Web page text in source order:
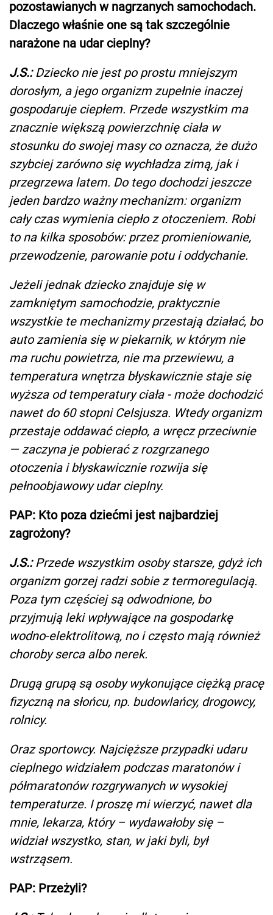
pozostawianych w nagrzanych samochodach.
Dlaczego właśnie one są tak szczególnie
narażone na udar cieplny?
J.S.:Dziecko nie jest po prostu mniejszym
dorosłym, a jego organizm zupełnie inaczej
gospodaruje ciepłem. Przede wszystkim ma
znacznie większą powierzchnię ciała w
stosunku do swojej masy co oznacza, że dużo
szybciej zarówno się wychładza zimą, jak i
przegrzewa latem. Do tego dochodzi jeszcze
jeden bardzo ważny mechanizm: organizm
cały czas wymienia ciepło z otoczeniem. Robi
to na kilka sposobów: przez promieniowanie,
przewodzenie, parowanie potu i oddychanie.
Jeżeli jednak dziecko znajduje się w
zamkniętym samochodzie, praktycznie
wszystkie te mechanizmy przestają działać, bo
auto zamienia się w piekarnik, w którym nie
ma ruchu powietrza, nie ma przewiewu, a
temperatura wnętrza błyskawicznie staje się
wyższa od temperatury ciała - może dochodzić
nawet do 60 stopni Celsjusza. Wtedy organizm
przestaje oddawać ciepło, a wręcz przeciwnie
— zaczyna je pobierać z rozgrzanego
otoczenia i błyskawicznie rozwija się
pełnoobjawowy udar cieplny.
PAP: Kto poza dziećmi jest najbardziej
zagrożony?
J.S.:Przede wszystkim osoby starsze, gdyż ich
organizm gorzej radzi sobie z termoregulacją.
Poza tym częściej są odwodnione, bo
przyjmują leki wpływające na gospodarkę
wodno-elektrolitową, no i często mają również
choroby serca albo nerek.
Drugą grupą są osoby wykonujące ciężką pracę
fizyczną na słońcu, np. budowlańcy, drogowcy,
rolnicy.
Oraz sportowcy. Najcięższe przypadki udaru
cieplnego widziałem podczas maratonów i
półmaratonów rozgrywanych w wysokiej
temperaturze. I proszę mi wierzyć, nawet dla
mnie, lekarza, który – wydawałoby się –
widział wszystko, stan, w jaki byli, był
wstrząsem.
PAP: Przeżyli?